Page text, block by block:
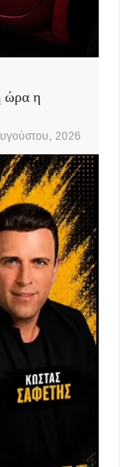
ώρα η
2026